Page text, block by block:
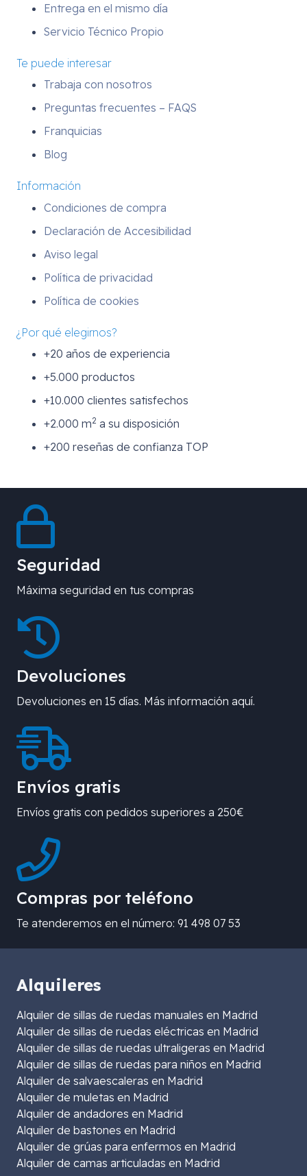
Entrega en el mismo día
Servicio Técnico Propio
Te puede interesar
Trabaja con nosotros
Preguntas frecuentes – FAQS
Franquicias
Blog
Información
Condiciones de compra
Declaración de Accesibilidad
Aviso legal
Política de privacidad
Política de cookies
¿Por qué elegirnos?
+20 años de experiencia
+5.000 productos
+10.000 clientes satisfechos
+2.000 m2 a su disposición
+200 reseñas de confianza TOP
Seguridad
Máxima seguridad en tus compras
Devoluciones
Devoluciones en 15 días. Más información aquí.
Envíos gratis
Envíos gratis con pedidos superiores a 250€
Compras por teléfono
Te atenderemos en el número: 91 498 07 53
Alquileres
Alquiler de sillas de ruedas manuales en Madrid
Alquiler de sillas de ruedas eléctricas en Madrid
Alquiler de sillas de ruedas ultraligeras en Madrid
Alquiler de sillas de ruedas para niños en Madrid
Alquiler de salvaescaleras en Madrid
Alquiler de muletas en Madrid
Alquiler de andadores en Madrid
Alquiler de bastones en Madrid
Alquiler de grúas para enfermos en Madrid
Alquiler de camas articuladas en Madrid